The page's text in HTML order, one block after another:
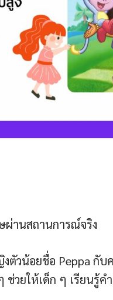
ผ่านสถานการณ์จริง
งตัวน้อยชื่อ Peppa กั
ช่วยให้เด็ก ๆ เรียนรู้